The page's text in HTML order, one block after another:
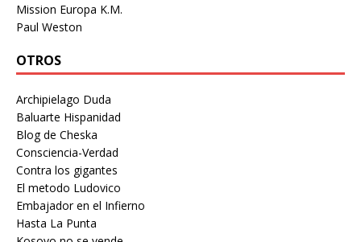
Mission Europa K.M.
Paul Weston
OTROS
Archipielago Duda
Baluarte Hispanidad
Blog de Cheska
Consciencia-Verdad
Contra los gigantes
El metodo Ludovico
Embajador en el Infierno
Hasta La Punta